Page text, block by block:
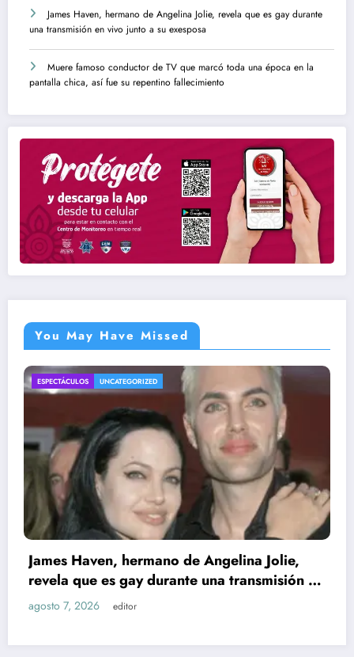
James Haven, hermano de Angelina Jolie, revela que es gay durante
una transmisión en vivo junto a su exesposa
Muere famoso conductor de TV que marcó toda una época en la
pantalla chica, así fue su repentino fallecimiento
You May Have Missed
Jolie,
transmisión en
ENTRETENIMIENTO UNCATEGORIZED